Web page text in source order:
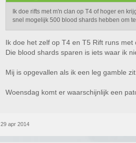
Ik doe rifts met m'n clan op T4 of hoger en
snel mogelijk 500 blood shards hebben om
Ik doe het zelf op T4 en T5 Rift runs met
Die blood shards sparen is iets waar ik
Mij is opgevallen als ik een leg gamble
Woensdag komt er waarschijnlijk een
29 apr 2014